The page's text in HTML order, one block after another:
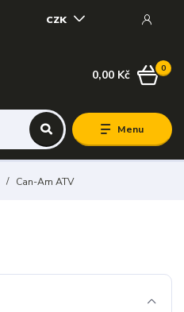
Menu
CZK
0
0,00 Kč
Can-Am ATV